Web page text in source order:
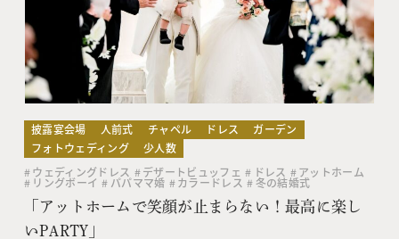
披露宴会場 人前式 チャペル ドレス
ガーデン
フォトウェディング
少人数
ウェディングドレス
デザートビュッフェ ドレス アットホーム
リングボーイ パパママ婚 カラードレス
冬の結婚式
「アットホームで笑顔が止まらない！最高に楽し
いPARTY」